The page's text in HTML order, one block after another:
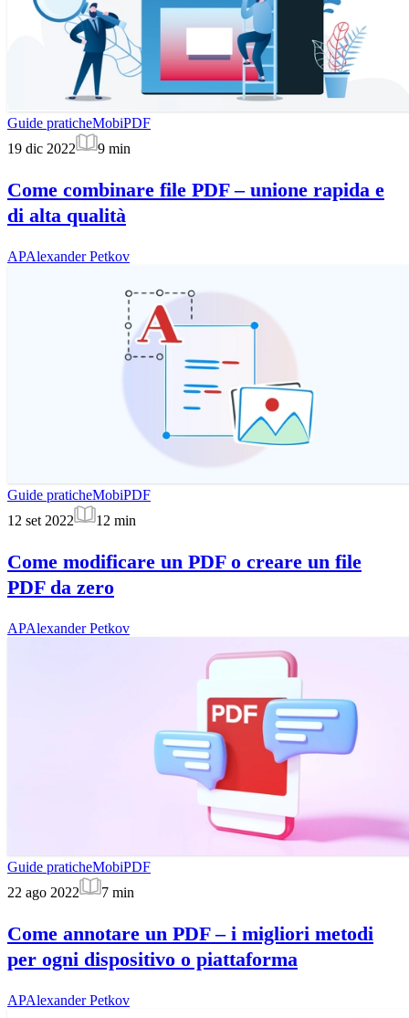
Guide praticheMobiPDF
19 dic 2022
9 min
Come combinare file PDF – unione rapida e
di alta qualità
APAlexander Petkov
Guide praticheMobiPDF
12 set 2022
12 min
Come modificare un PDF o creare un file
PDF da zero
APAlexander Petkov
Guide praticheMobiPDF
22 ago 2022
7 min
Come annotare un PDF – i migliori metodi
per ogni dispositivo o piattaforma
APAlexander Petkov